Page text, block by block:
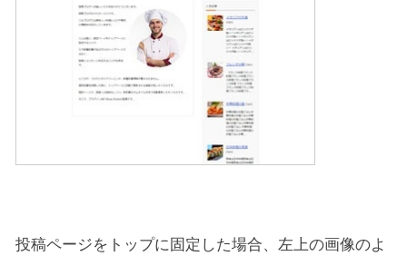
投稿ページをトップに固定した場合、左上の画像のよ